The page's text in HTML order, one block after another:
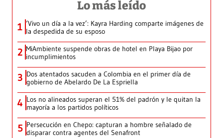
Lo más leído
1 ‘Vivo un día a la vez’: Kayra Harding comparte imágenes de
la despedida de su esposo
2 MiAmbiente suspende obras de hotel en Playa Bijao por
incumplimientos
3 Dos atentados sacuden a Colombia en el primer día de
gobierno de Abelardo De La Espriella
4 Los no alineados superan el 51% del padrón y le quitan la
mayoría a los partidos políticos
5 Persecución en Chepo: capturan a hombre señalado de
disparar contra agentes del Senafront